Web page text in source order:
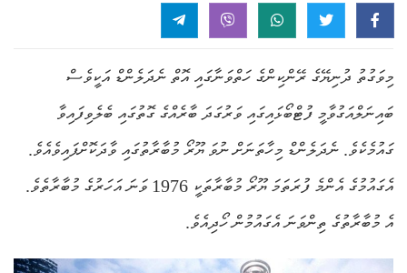
މިވަގުތު ދުނިޔޭގެ ރޭންކިންގެ ހަތްވަނާގައި އޮތް ނެދަލެންޑް އަކީވެސް
ބައިނަލްއަގުވާމީ ފުޓްބޯޅައިގައި ވަރުގަދަ ބާރެއްގެ ގޮތުގައި ބެލެވިފައިވާ
ގައުމެކެވެ. ނެދަލެންޑް މިހާތަނަށް ނުވަ ޔޫރޯ މުބާރާތުގައި ވާދަކޮށްފައިވެއެވެ.
އެގައުމުގެ އެންމެ ފުރަތަމަ ޔޫރޯ މުބާރާތަކީ 1976 ވަނަ އަހަރުގެ މުބާރާތެވެ.
އެ މުބާރާތުގެ ތިންވަނަ އެގައުމުން ހޯދިއެވެ.